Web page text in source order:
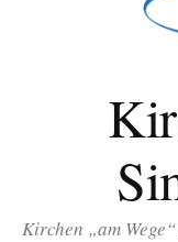
Kirchen „am